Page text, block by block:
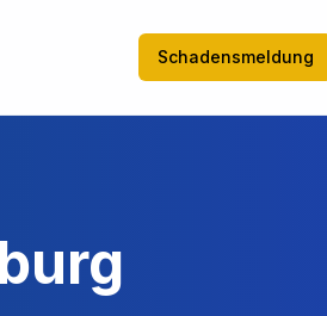
Schadensmeldung